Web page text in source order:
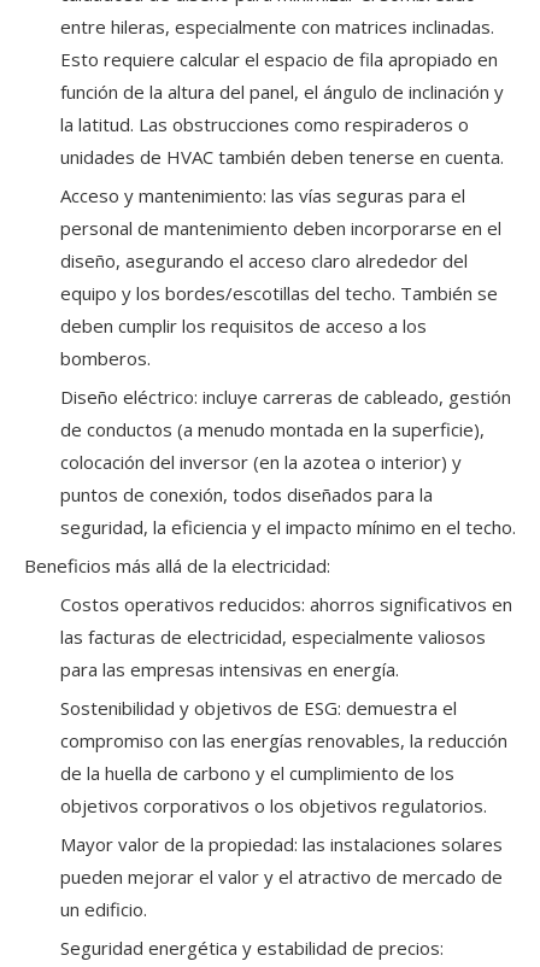
entre hileras, especialmente con matrices inclinadas.
Esto requiere calcular el espacio de fila apropiado en
función de la altura del panel, el ángulo de inclinación y
la latitud. Las obstrucciones como respiraderos o
unidades de HVAC también deben tenerse en cuenta.
Acceso y mantenimiento: las vías seguras para el
personal de mantenimiento deben incorporarse en el
diseño, asegurando el acceso claro alrededor del
equipo y los bordes/escotillas del techo. También se
deben cumplir los requisitos de acceso a los
bomberos.
Diseño eléctrico: incluye carreras de cableado, gestión
de conductos (a menudo montada en la superficie),
colocación del inversor (en la azotea o interior) y
puntos de conexión, todos diseñados para la
seguridad, la eficiencia y el impacto mínimo en el techo.
Beneficios más allá de la electricidad:
Costos operativos reducidos: ahorros significativos en
las facturas de electricidad, especialmente valiosos
para las empresas intensivas en energía.
Sostenibilidad y objetivos de ESG: demuestra el
compromiso con las energías renovables, la reducción
de la huella de carbono y el cumplimiento de los
objetivos corporativos o los objetivos regulatorios.
Mayor valor de la propiedad: las instalaciones solares
pueden mejorar el valor y el atractivo de mercado de
un edificio.
Seguridad energética y estabilidad de precios: